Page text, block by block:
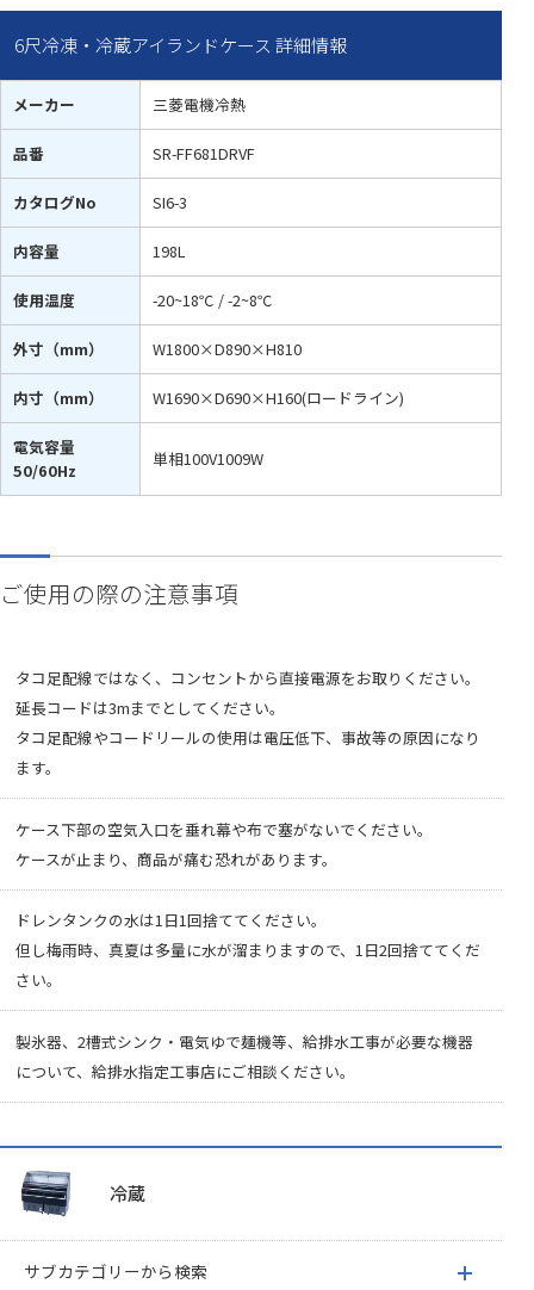
冷蔵
サブカテゴリーから検索
6尺冷凍・冷蔵アイランドケース 詳細情報
メーカー 三菱電機冷熱
品番 SR-FF681DRVF
カタログNo SI6-3
内容量 198L
使用温度 -20~18℃ / -2~8℃
外寸（mm） W1800×D890×H810
内寸（mm） W1690×D690×H160(ロードライン)
電気容量
50/60Hz
単相100V1009W
ご使用の際の注意事項
タコ足配線ではなく、コンセントから直接電源をお取りください。
延長コードは3mまでとしてください。
タコ足配線やコードリールの使用は電圧低下、事故等の原因になり
ます。
ケース下部の空気入口を垂れ幕や布で塞がないでください。
ケースが止まり、商品が痛む恐れがあります。
ドレンタンクの水は1日1回捨ててください。
但し梅雨時、真夏は多量に水が溜まりますので、1日2回捨ててくだ
さい。
製氷器、2槽式シンク・電気ゆで麺機等、給排水工事が必要な機器
について、給排水指定工事店にご相談ください。